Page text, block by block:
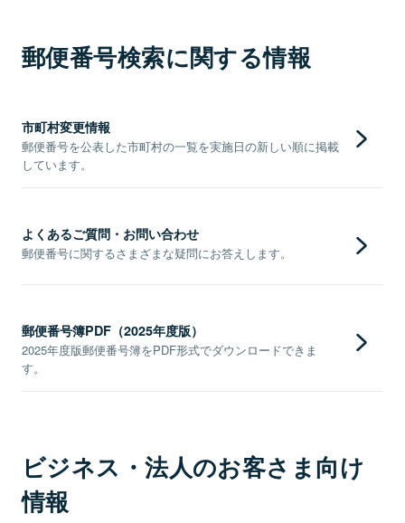
郵便番号検索に関する情報
市町村変更情報
郵便番号を公表した市町村の一覧を実施日の新しい順に掲載
しています。
よくあるご質問・お問い合わせ
郵便番号に関するさまざまな疑問にお答えします。
郵便番号簿PDF（2025年度版）
2025年度版郵便番号簿をPDF形式でダウンロードできま
す。
ビジネス・法人のお客さま向け
情報